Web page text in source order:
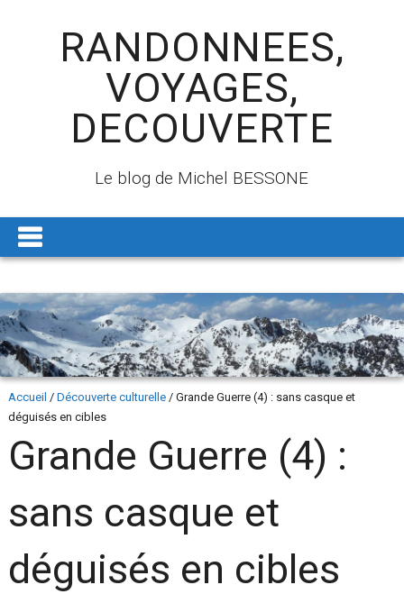
RANDONNEES,
VOYAGES,
DECOUVERTE
Le blog de Michel BESSONE
Accueil / Découverte culturelle/ Grande Guerre (4) : sans casque et
déguisés en cibles
Grande Guerre (4) :
sans casque et
déguisés en cibles